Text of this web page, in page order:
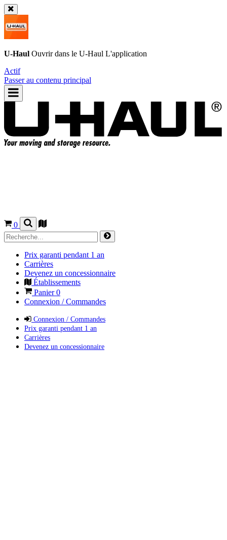
U-Haul Ouvrir dans le U-Haul L'application
Actif
Passer au contenu principal
0
Prix garanti pendant 1 an
Carrières
Devenez un concessionnaire
Établissements
Panier0
Connexion / Commandes
Connexion / Commandes
Prix garanti pendant 1 an
Carrières
Devenez un concessionnaire